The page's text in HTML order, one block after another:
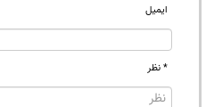
ایمیل
* نظر